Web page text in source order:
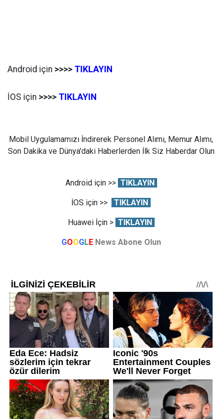
Android için >>>> TIKLAYIN
İOS için >>>> TIKLAYIN
Mobil Uygulamamızı İndirerek Personel Alımı, Memur Alımı,
Son Dakika ve Dünya'daki Haberlerden İlk Siz Haberdar Olun
Android için >> TIKLAYIN
İOS için >> TIKLAYIN
Huawei İçin > TIKLAYIN
GOOGLE News Abone Olun